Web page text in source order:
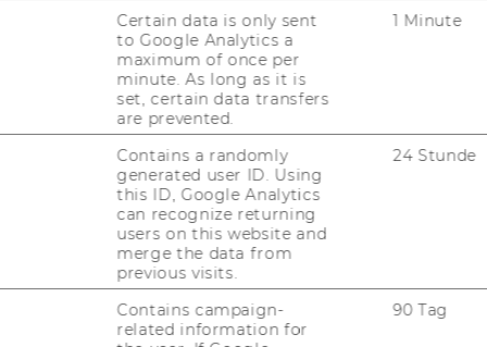
28 Universitätsgesetz 2002
Personals gemäß § 26
gemäß § 5 der Richtlinie des Rektorats
und Arbeitnehmern
gemäß § 28 Universitätsgesetz 2002,
vom 27.2.2004, idgF (Abschluss von
sowie Arbeitsverträgen
der Richtlinie)
Projektleiterin/Projektleiter
Certain data is only sent
to Google Analytics a
maximum of once per
minute. As long as it is
set, certain data transfers
are prevented.
1 Minute
Contains a randomly
generated user ID. Using
this ID, Google Analytics
can recognize returning
users on this website and
merge the data from
previous visits.
24 Stunde
Contains campaign-
related information for
90 Tag